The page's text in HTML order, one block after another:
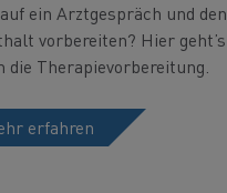
ein Arztgespräch und den
vorbereiten? Hier geht’s
die Therapievorbereitung.
erfahren